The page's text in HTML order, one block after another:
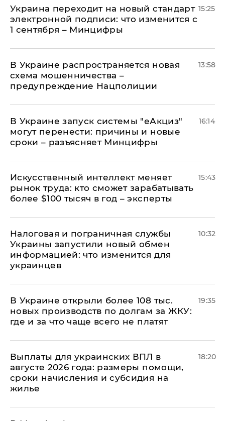
Украина переходит на новый стандарт
электронной подписи: что изменится с
1 сентября – Минцифры
15:25
В Украине распространяется новая
схема мошенничества –
предупреждение Нацполиции
13:58
В Украине запуск системы "еАкциз"
могут перенести: причины и новые
сроки – разъясняет Минцифры
16:14
Искусственный интеллект меняет
рынок труда: кто сможет зарабатывать
более $100 тысяч в год – эксперты
15:43
Налоговая и пограничная службы
Украины запустили новый обмен
информацией: что изменится для
украинцев
10:32
В Украине открыли более 108 тыс.
новых производств по долгам за ЖКУ:
где и за что чаще всего не платят
19:35
Выплаты для украинских ВПЛ в
августе 2026 года: размеры помощи,
сроки начисления и субсидия на
жилье
18:20